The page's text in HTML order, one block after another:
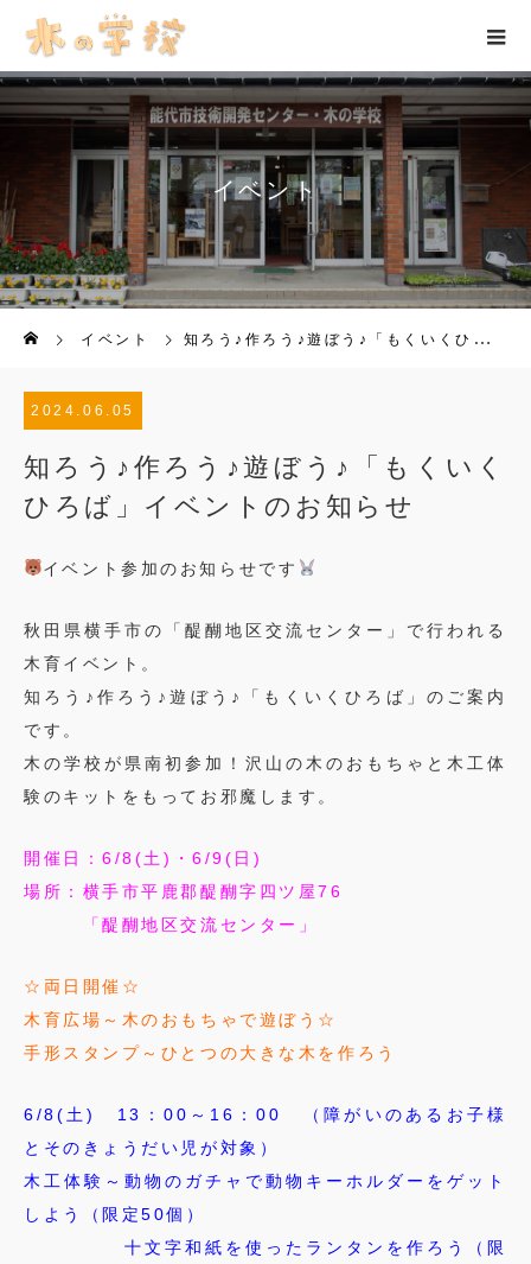
イベント
イベント 知ろう♪作ろう♪遊ぼう♪「もくいくひろば」イベントのお知らせ
2024.06.05
知ろう♪作ろう♪遊ぼう♪「もくいく
ひろば」イベントのお知らせ
イベント参加のお知らせです
秋田県横手市の「醍醐地区交流センター」で行われる
木育イベント。
知ろう♪作ろう♪遊ぼう♪「もくいくひろば」のご案内
です。
木の学校が県南初参加！沢山の木のおもちゃと木工体
験のキットをもってお邪魔します。
開催日：6/8(土)・6/9(日)
場所：横手市平鹿郡醍醐字四ツ屋76
「醍醐地区交流センター」
☆両日開催☆
木育広場～木のおもちゃで遊ぼう☆
手形スタンプ～ひとつの大きな木を作ろう
6/8(土) 13：00～16：00 （障がいのあるお子様
とそのきょうだい児が対象）
木工体験～動物のガチャで動物キーホルダーをゲット
しよう（限定50個）
十文字和紙を使ったランタンを作ろう（限